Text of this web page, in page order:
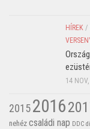
HÍREK /
14
20152016
nehéz családi nap DDC